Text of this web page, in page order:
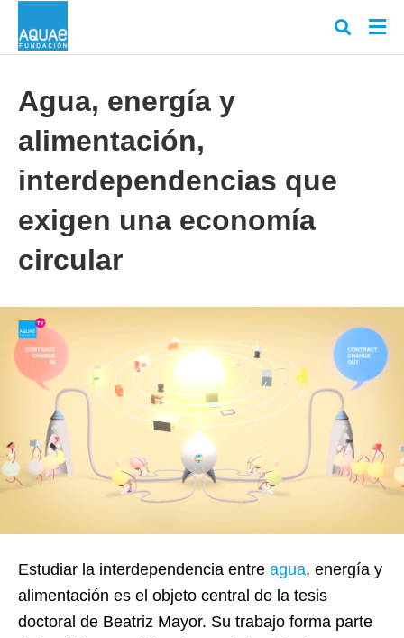
Agua, energía y
alimentación,
interdependencias que
exigen una economía
circular
Estudiar la interdependencia entre agua, energía y
alimentación es el objeto central de la tesis
doctoral de Beatriz Mayor. Su trabajo forma parte